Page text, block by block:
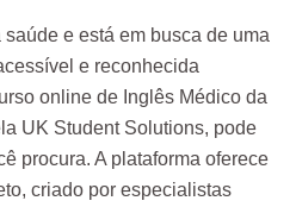
e está em busca de uma
e reconhecida
online de Inglês Médico da
UK Student Solutions, pode
procura. A plataforma oferece
criado por especialistas